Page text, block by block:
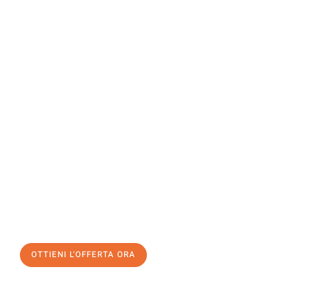
OTTIENI L'OFFERTA ORA